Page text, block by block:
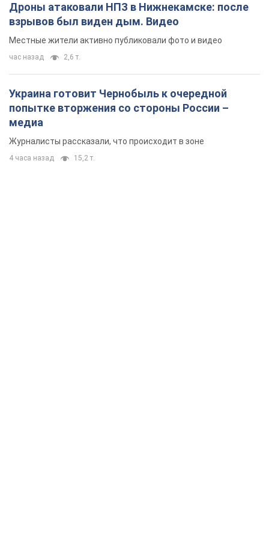
Дроны атаковали НПЗ в Нижнекамске: после
взрывов был виден дым. Видео
Местные жители активно публиковали фото и видео
час назад 2,6 т.
Украина готовит Чернобыль к очередной
попытке вторжения со стороны России –
медиа
Журналисты рассказали, что происходит в зоне
4 часа назад 15,2 т.